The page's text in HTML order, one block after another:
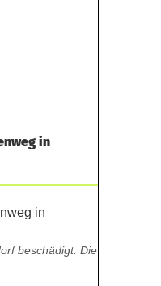
in
beschädigt. Die